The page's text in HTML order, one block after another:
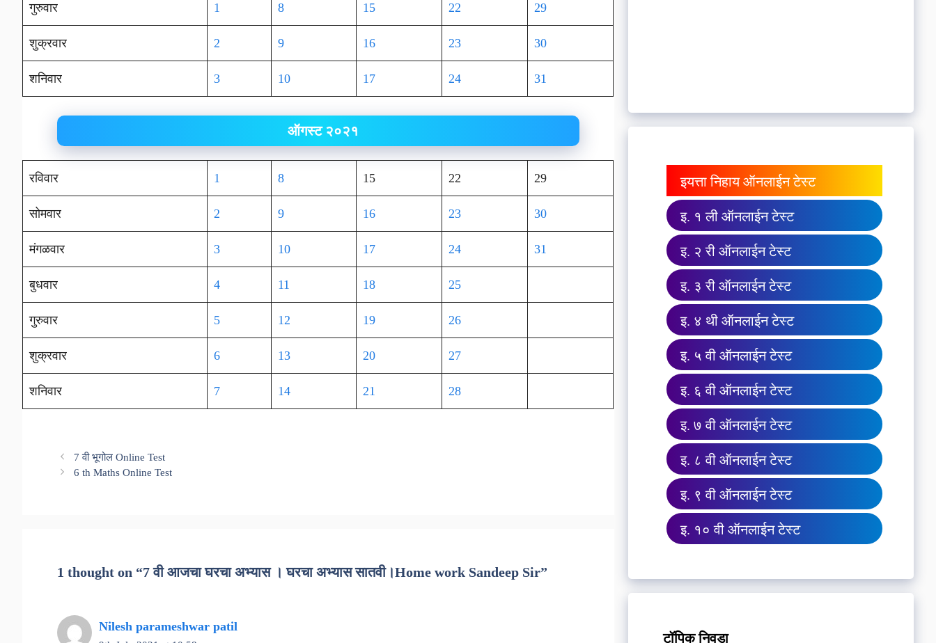
गुरुवार 1 8 15 22 29
शुक्रवार 2 9 16 23 30
शनिवार 3 10 17 24 31
ऑगस्ट २०२१
रविवार 1 8 15 22 29
सोमवार 2 9 16 23 30
मंगळवार 3 10 17 24 31
बुधवार 4 11 18 25
गुरुवार 5 12 19 26
शुक्रवार 6 13 20 27
शनिवार 7 14 21 28
7 वी भूगोल Online Test
6 th Maths Online Test
1 thought on “7 वी आजचा घरचा अभ्यास । घरचा अभ्यास सातवी।Home work Sandeep Sir”
Nilesh parameshwar patil
इयत्ता निहाय ऑनलाईन टेस्ट
इ. १ ली ऑनलाईन टेस्ट
इ. २ री ऑनलाईन टेस्ट
इ. ३ री ऑनलाईन टेस्ट
इ. ४ थी ऑनलाईन टेस्ट
इ. ५ वी ऑनलाईन टेस्ट
इ. ६ वी ऑनलाईन टेस्ट
इ. ७ वी ऑनलाईन टेस्ट
इ. ८ वी ऑनलाईन टेस्ट
इ. ९ वी ऑनलाईन टेस्ट
इ. १० वी ऑनलाईन टेस्ट
टॉपिक निवडा